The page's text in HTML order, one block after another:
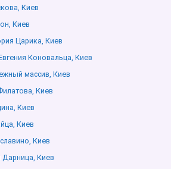
Киев
Киев
Царика, Киев
Коновальца, Киев
массив, Киев
Киев
Киев
Киев
Киев
Дарница, Киев